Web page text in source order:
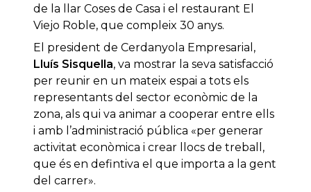
de la llar Coses de Casa i el restaurant El
Viejo Roble, que compleix 30 anys.
El president de Cerdanyola Empresarial,
Lluís Sisquella, va mostrar la seva satisfacció
per reunir en un mateix espai a tots els
representants del sector econòmic de la
zona, als qui va animar a cooperar entre ells
i amb l’administració pública «per generar
activitat econòmica i crear llocs de treball,
que és en defintiva el que importa a la gent
del carrer».